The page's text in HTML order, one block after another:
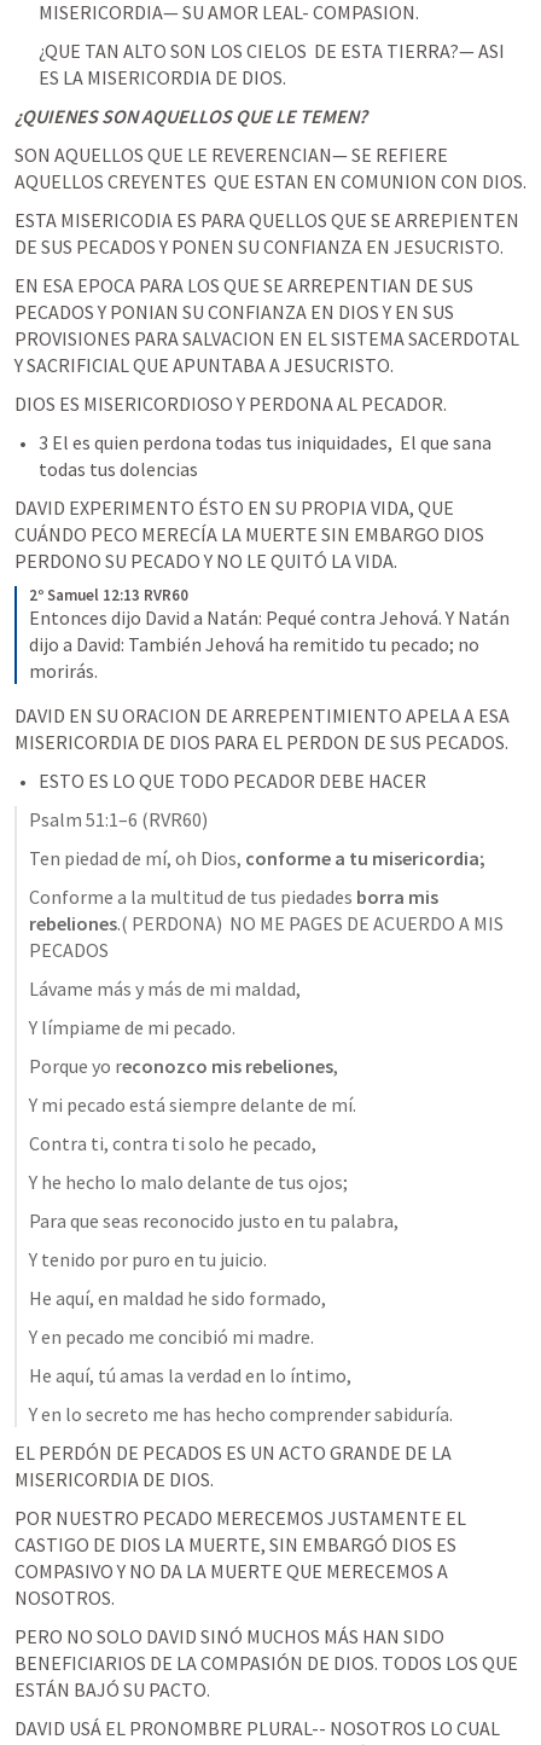
MISERICORDIA— SU AMOR LEAL- COMPASION.
¿QUE TAN ALTO SON LOS CIELOS  DE ESTA TIERRA?— ASI
ES LA MISERICORDIA DE DIOS.
¿QUIENES SON AQUELLOS QUE LE TEMEN?
‌SON AQUELLOS QUE LE REVERENCIAN— SE REFIERE
ESTA MISERICODIA ES PARA QUELLOS QUE SE ARREPIENTEN
DE SUS PECADOS Y PONEN SU CONFIANZA EN JESUCRISTO.
EN ESA EPOCA PARA LOS QUE SE ARREPENTIAN DE SUS
PECADOS Y PONIAN SU CONFIANZA EN DIOS Y EN SUS
PROVISIONES PARA SALVACION EN EL SISTEMA SACERDOTAL
Y SACRIFICIAL QUE APUNTABA A JESUCRISTO.
DIOS ES MISERICORDIOSO Y PERDONA AL PECADOR.
3 El es quien perdona todas tus iniquidades,  El que sana
todas tus dolencias
‌DAVID EXPERIMENTO ÉSTO EN SU PROPIA VIDA, QUE
CUÁNDO PECO MERECÍA LA MUERTE SIN EMBARGO DIOS
PERDONO SU PECADO Y NO LE QUITÓ LA VIDA.
2º Samuel 12:13 RVR60
Entonces dijo David a Natán: Pequé contra Jehová. Y Natán
dijo a David: También Jehová ha remitido tu pecado; no
morirás.
DAVID EN SU ORACION DE ARREPENTIMIENTO APELA A ESA
MISERICORDIA DE DIOS PARA EL PERDON DE SUS PECADOS.
ESTO ES LO QUE TODO PECADOR DEBE HACER
Psalm 51:1–6 (RVR60)
Ten piedad de mí, oh Dios, conforme a tu misericordia;
Conforme a la multitud de tus piedades borra mis
rebeliones.( PERDONA)  NO ME PAGES DE ACUERDO A MIS
PECADOS
Lávame más y más de mi maldad,
Y límpiame de mi pecado.
Porque yo reconozco mis rebeliones,
Y mi pecado está siempre delante de mí.
Contra ti, contra ti solo he pecado,
Y he hecho lo malo delante de tus ojos;
Para que seas reconocido justo en tu palabra,
Y tenido por puro en tu juicio.
He aquí, en maldad he sido formado,
Y en pecado me concibió mi madre.
He aquí, tú amas la verdad en lo íntimo,
Y en lo secreto me has hecho comprender sabiduría.
EL PERDÓN DE PECADOS ES UN ACTO GRANDE DE LA
MISERICORDIA DE DIOS.
POR NUESTRO PECADO MERECEMOS JUSTAMENTE EL
CASTIGO DE DIOS LA MUERTE, SIN EMBARGÓ DIOS ES
COMPASIVO Y NO DA LA MUERTE QUE MERECEMOS A
NOSOTROS.
PERO NO SOLO DAVID SINÓ MUCHOS MÁS HAN SIDO
BENEFICIARIOS DE LA COMPASIÓN DE DIOS. TODOS LOS QUE
ESTÁN BAJÓ SU PACTO.
DAVID USÁ EL PRONOMBRE PLURAL-- NOSOTROS LO CUAL